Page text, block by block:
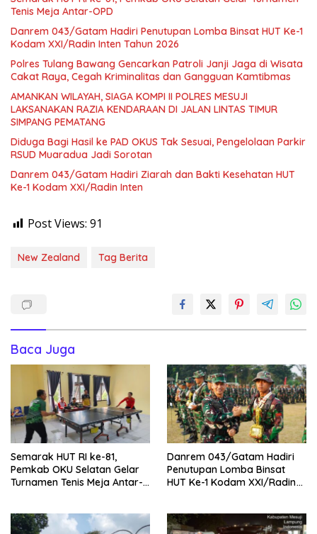
Tenis Meja Antar-OPD
Danrem 043/Gatam Hadiri Penutupan Lomba Binsat HUT Ke-1
Kodam XXI/Radin Inten Tahun 2026
Polres Tulang Bawang Gencarkan Patroli Janji Jaga di Wisata
Cakat Raya, Cegah Kriminalitas dan Gangguan Kamtibmas
AMANKAN WILAYAH, SIAGA KOMPI II POLRES MESUJI
LAKSANAKAN RAZIA KENDARAAN DI JALAN LINTAS TIMUR
SIMPANG PEMATANG
Diduga Bagi Hasil ke PAD OKUS Tak Sesuai, Pengelolaan Parkir
RSUD Muaradua Jadi Sorotan
Danrem 043/Gatam Hadiri Ziarah dan Bakti Kesehatan HUT
Ke-1 Kodam XXI/Radin Inten
Post Views: 91
New Zealand Tag Berita
Baca Juga
Semarak HUT RI ke-81,
Pemkab OKU Selatan Gelar
Turnamen Tenis Meja Antar-
Danrem 043/Gatam Hadiri
Penutupan Lomba Binsat
HUT Ke-1 Kodam XXI/Radin